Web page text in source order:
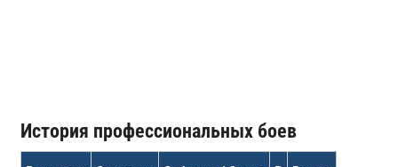
История профессиональных боев